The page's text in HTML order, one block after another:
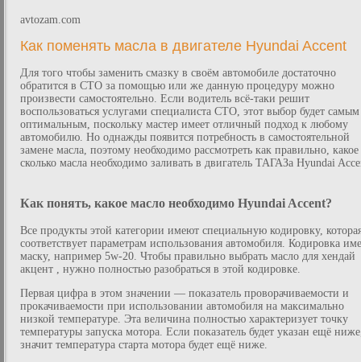
avtozam.com
Как поменять масла в двигателе Hyundai Accent
Для того чтобы заменить смазку в своём автомобиле достаточно
обратится в СТО за помощью или же данную процедуру можно
произвести самостоятельно. Если водитель всё-таки решит
воспользоваться услугами специалиста СТО, этот выбор будет самым
оптимальным, поскольку мастер имеет отличный подход к любому
автомобилю. Но однажды появится потребность в самостоятельной
замене масла, поэтому необходимо рассмотреть как правильно,
сколько масла необходимо заливать в двигатель ТАГАЗа Hyundai
Как понять, какое масло необходимо Hyundai Accent?
Все продукты этой категории имеют специальную кодировку,
соответствует параметрам использования автомобиля. Кодировка
маску, например 5w-20. Чтобы правильно выбрать масло для хендай
акцент , нужно полностью разобраться в этой кодировке.
Первая цифра в этом значении — показатель проворачиваемости и
прокачиваемости при использовании автомобиля на максимально
низкой температуре. Эта величина полностью характеризует точку
температуры запуска мотора. Если показатель будет указан ещё
значит температура старта мотора будет ещё ниже.